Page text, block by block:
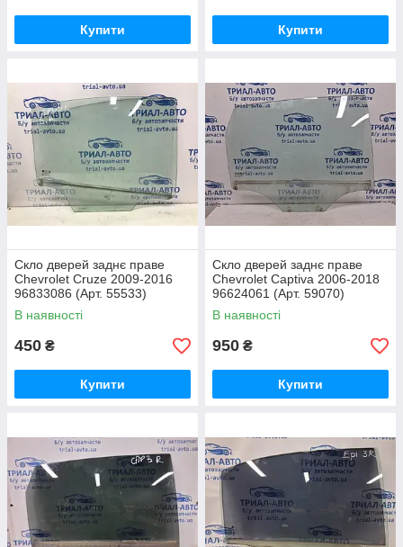
Купити Купити
Скло дверей заднє праве
Chevrolet Cruze 2009-2016
96833086 (Арт. 55533)
В наявності
450 ₴
Купити
Скло дверей заднє праве
Chevrolet Captiva 2006-2018
96624061 (Арт. 59070)
В наявності
950 ₴
Купити